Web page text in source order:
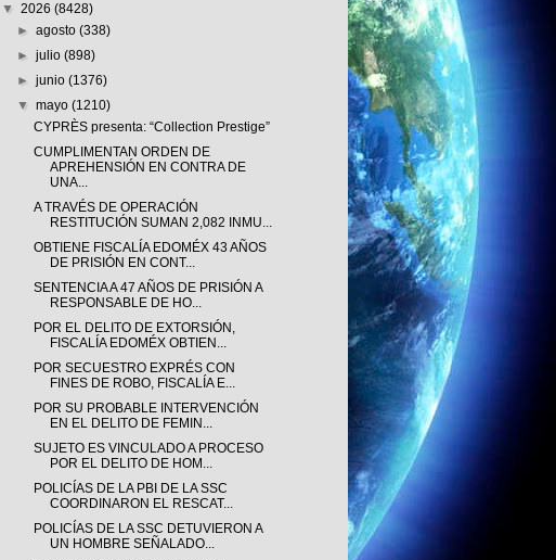
▼ 2026 (8428)
►agosto(338)
►julio(898)
►junio(1376)
▼mayo(1210)
CYPRÈS presenta: “Collection Prestige”
CUMPLIMENTAN ORDEN DE
APREHENSIÓN EN CONTRA DE
UNA...
A TRAVÉS DE OPERACIÓN
RESTITUCIÓN SUMAN 2,082 INMU...
OBTIENE FISCALÍA EDOMÉX 43 AÑOS
DE PRISIÓN EN CONT...
SENTENCIA A 47 AÑOS DE PRISIÓN A
RESPONSABLE DE HO...
POR EL DELITO DE EXTORSIÓN,
FISCALÍA EDOMÉX OBTIEN...
POR SECUESTRO EXPRÉS CON
FINES DE ROBO, FISCALÍA E...
POR SU PROBABLE INTERVENCIÓN
EN EL DELITO DE FEMIN...
SUJETO ES VINCULADO A PROCESO
POR EL DELITO DE HOM...
POLICÍAS DE LA PBI DE LA SSC
COORDINARON EL RESCAT...
POLICÍAS DE LA SSC DETUVIERON A
UN HOMBRE SEÑALADO...